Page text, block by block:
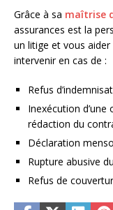
Grâce à sa maîtrise
assurances est la
un litige et vous
intervenir en cas de :
Refus
Inexécution
rédaction du
Déclaration
Rupture abusive
Refus de